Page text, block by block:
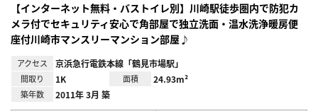
【インターネット無料・バストイレ別】川崎駅徒歩圏内で防犯カ
メラ付でセキュリティ安心で角部屋で独立洗面・温水洗浄暖房便
座付川崎市マンスリーマンション部屋♪
アクセス 京浜急行電鉄本線「鶴見市場駅」
間取り 1K 面積 24.93m²
築年数 2011年 3月 築